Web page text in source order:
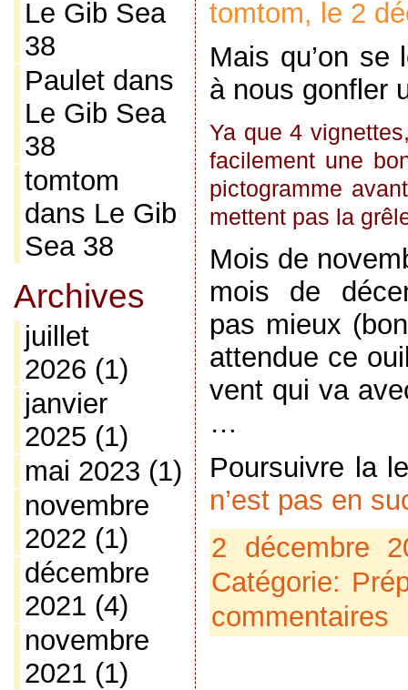
Le Gib Sea
38
Pauletdans
Le Gib Sea
38
tomtom
dans Le Gib
Sea 38
Archives
juillet
2026 (1)
janvier
2025 (1)
mai 2023 (1)
novembre
2022 (1)
décembre
2021 (4)
novembre
2021 (1)
tomtom, le 2
Mais qu’on se
à nous gonfler
Ya que 4
facilement une
pictogramme
mettent pas la
Mois de
mois de
pas mieux
attendue ce
vent qui va
…
Poursuivre la
n’est pas en
2 décembre
Catégorie:
commentaires